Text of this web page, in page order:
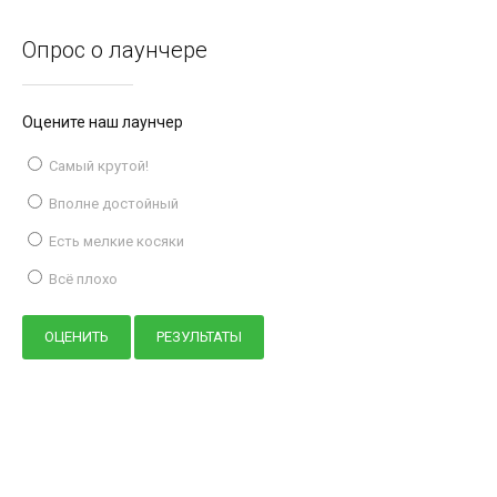
Опрос о лаунчере
Оцените наш лаунчер
Самый крутой!
Вполне достойный
Есть мелкие косяки
Всё плохо